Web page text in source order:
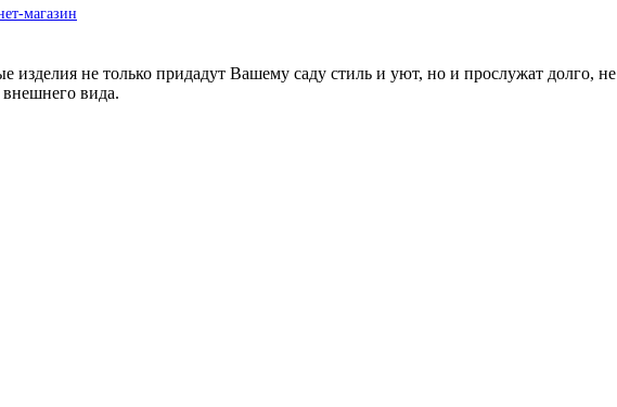
магазин
изделия не только придадут Вашему саду стиль и уют, но и прослужат долго, не
внешнего вида.